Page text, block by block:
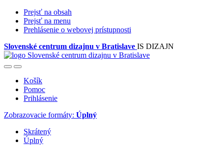
Prejsť na obsah
Prejsť na menu
Prehlásenie o webovej prístupnosti
Slovenské centrum dizajnu v Bratislave IS DIZAJN
Košík
Pomoc
Prihlásenie
Zobrazovacie formáty: Úplný
Skrátený
Úplný